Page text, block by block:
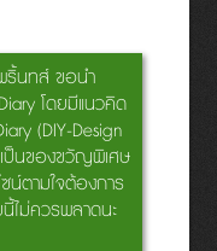
ริ้นทส์ ขอนำ
โดยมีแนวคิด
(DIY-Design
ป็นของขวัญพิเศษ
น์ตามใจต้องการ
ไม่ควรพลาดนะ